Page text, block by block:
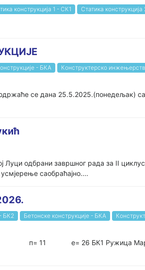
конструкција 1 - СК1 Статика
- БКА
Конструктерско
се дана 25.5.2025.(понедељак)
Луци одбрани завршног рада за II
саобраћајно....
БК2 Бетонске конструкције - БКА
Вања Будић п= 11 е= 26 БК1